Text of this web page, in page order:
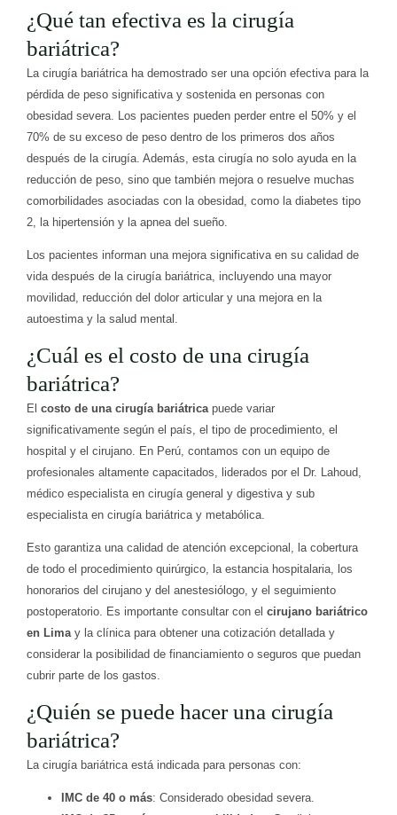
¿Qué tan efectiva es la cirugía
bariátrica?
La cirugía bariátrica ha demostrado ser una opción efectiva para la
pérdida de peso significativa y sostenida en personas con
obesidad severa. Los pacientes pueden perder entre el 50% y el
70% de su exceso de peso dentro de los primeros dos años
después de la cirugía. Además, esta cirugía no solo ayuda en la
reducción de peso, sino que también mejora o resuelve muchas
comorbilidades asociadas con la obesidad, como la diabetes tipo
2, la hipertensión y la apnea del sueño.
Los pacientes informan una mejora significativa en su calidad de
vida después de la cirugía bariátrica, incluyendo una mayor
movilidad, reducción del dolor articular y una mejora en la
autoestima y la salud mental.
¿Cuál es el costo de una cirugía
bariátrica?
El costo de una cirugía bariátricapuede variar
significativamente según el país, el tipo de procedimiento, el
hospital y el cirujano. En Perú, contamos con un equipo de
profesionales altamente capacitados, liderados por el Dr. Lahoud,
médico especialista en cirugía general y digestiva y sub
especialista en cirugía bariátrica y metabólica.
Esto garantiza una calidad de atención excepcional, la cobertura
de todo el procedimiento quirúrgico, la estancia hospitalaria, los
honorarios del cirujano y del anestesiólogo, y el seguimiento
postoperatorio. Es importante consultar con el cirujano bariátrico
en Limay la clínica para obtener una cotización detallada y
considerar la posibilidad de financiamiento o seguros que puedan
cubrir parte de los gastos.
¿Quién se puede hacer una cirugía
bariátrica?
La cirugía bariátrica está indicada para personas con:
IMC de 40 o más: Considerado obesidad severa.